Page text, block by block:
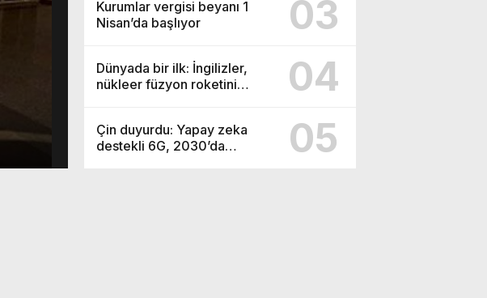
Kurumlar vergisi beyanı 1
Nisan’da başlıyor
03
Dünyada bir ilk: İngilizler,
nükleer füzyon roketini
04
Çin duyurdu: Yapay zeka
destekli 6G, 2030’da
05